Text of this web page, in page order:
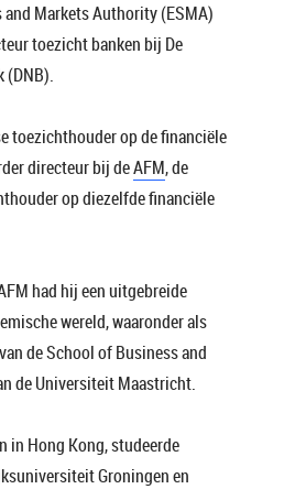
Markets Authority (ESMA)
toezicht banken bij De
(DNB).
toezichthouder op de financiële
directeur bij deAFM, de
op diezelfde financiële
had hij een uitgebreide
wereld, waaronder als
de School of Business and
de Universiteit Maastricht.
in Hong Kong, studeerde
Groningen en